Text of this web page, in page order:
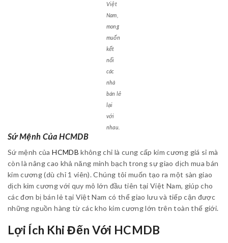
Việt
Nam,
mong
muốn
kết
nối
các
nhà
bán lẻ
lại
với
nhau.
Sứ Mệnh Của HCMDB
Sứ mệnh củaHCMDB không chỉ là cung cấp kim cương giá sỉ mà
còn là nâng cao khả năng minh bạch trong sự giao dịch mua bán
kim cương (dù chỉ 1 viên). Chúng tôi muốn tạo ra một sàn giao
dịch kim cương với quy mô lớn đầu tiên tại Việt Nam, giúp cho
các đơn bị bán lẻ tại Việt Nam có thể giao lưu và tiếp cận được
những nguồn hàng từ các kho kim cương lớn trên toàn thế giới.
Lợi Ích Khi Đến Với HCMDB